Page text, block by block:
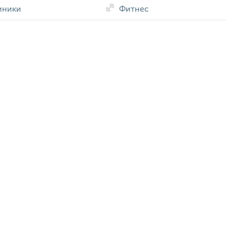
Фитнес